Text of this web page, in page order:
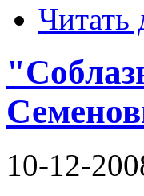
Читать
10-12-